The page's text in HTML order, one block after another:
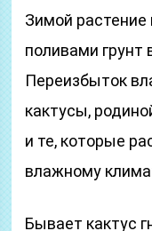
Зимой
поливами грунт
Переизбыток
кактусы,
и те, которые
влажному
Бывает кактус